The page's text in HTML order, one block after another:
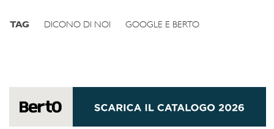
TAG DICONO DI NOI GOOGLE E BERTO